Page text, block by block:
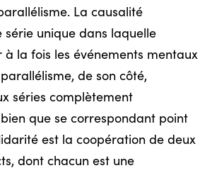
La causalité
unique dans laquelle
la fois les événements mentaux
de son côté,
séries complètement
que se correspondant point
est la coopération de deux
dont chacun est une